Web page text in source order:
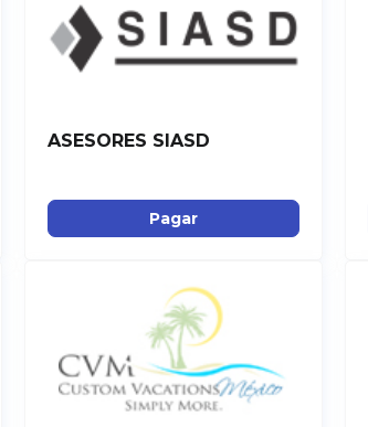
ASESORES SIASD
Pagar